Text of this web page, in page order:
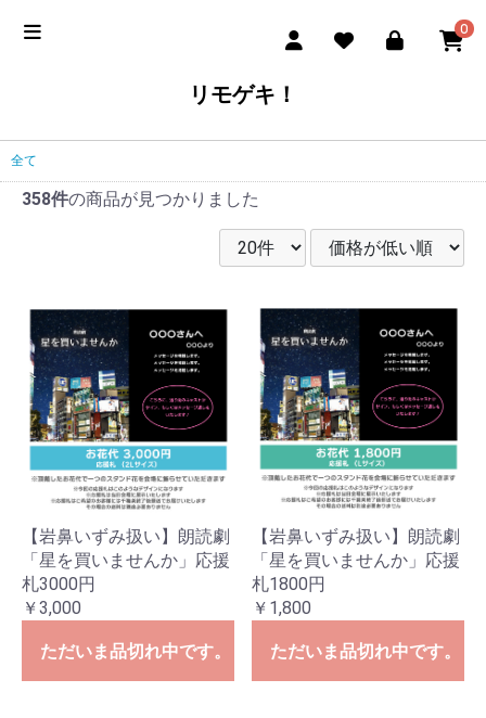
0
リモゲキ！
全て
358件の商品が見つかりました
【岩鼻いずみ扱い】朗読劇
「星を買いませんか」応援
札3000円
￥3,000
ただいま品切れ中です。
【岩鼻いずみ扱い】朗読劇
「星を買いませんか」応援
札1800円
￥1,800
ただいま品切れ中です。